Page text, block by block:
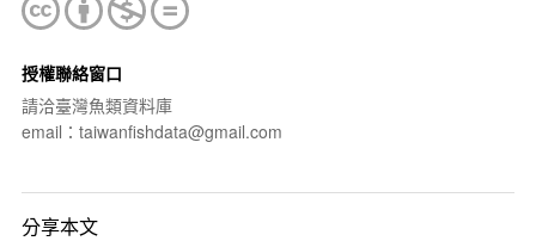
授權聯絡窗口
請洽臺灣魚類資料庫
email：taiwanfishdata@gmail.com
分享本文